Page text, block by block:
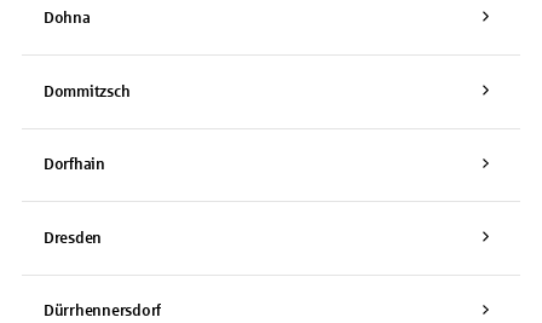
Dohna
Dommitzsch
Dorfhain
Dresden
Dürrhennersdorf